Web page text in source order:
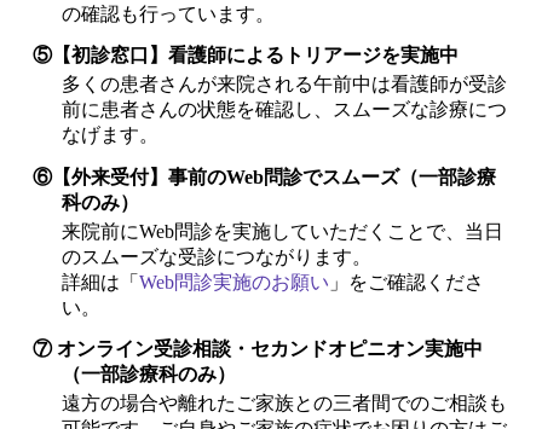
の確認も行っています。
⑤【初診窓口】看護師によるトリアージを実施中
多くの患者さんが来院される午前中は看護師が受診
前に患者さんの状態を確認し、スムーズな診療につ
なげます。
⑥【外来受付】事前のWeb問診でスムーズ（一部診療
科のみ）
来院前にWeb問診を実施していただくことで、当日
のスムーズな受診につながります。
詳細は「 Web問診実施のお願い 」をご確認くださ
い。
⑦ オンライン受診相談・セカンドオピニオン実施中
（一部診療科のみ）
遠方の場合や離れたご家族との三者間でのご相談も